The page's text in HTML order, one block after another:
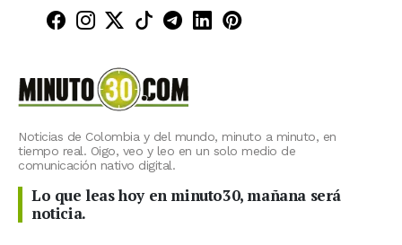
Minuto30 en Facebook
Minuto30 en Instagram
Minuto30 en X (Twitter)
Minuto30 en TikTok
Canal de Minuto30 en
Minuto30 en LinkedIn
Minuto30 en
Noticias de Colombia y del mundo, minuto a minuto, en
tiempo real. Oigo, veo y leo en un solo medio de
comunicación nativo digital.
Lo que leas hoy en minuto30, mañana será
noticia.